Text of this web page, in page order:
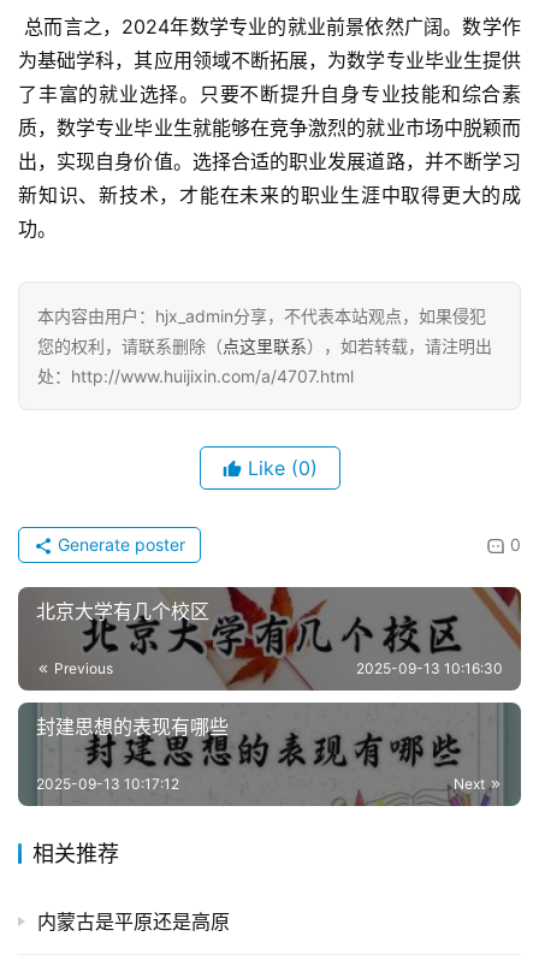
为基础学科，其应用领域不断拓展，为数学专业毕业生提供
了丰富的就业选择。只要不断提升自身专业技能和综合素
质，数学专业毕业生就能够在竞争激烈的就业市场中脱颖而
出，实现自身价值。选择合适的职业发展道路，并不断学习
新知识、新技术，才能在未来的职业生涯中取得更大的成
功。
本内容由用户：hjx_admin分享，不代表本站观点，如果侵犯
您的权利，请联系删除（点这里联系），如若转载，请注明出
处：http://www.huijixin.com/a/4707.html
Like (0)
0
Generate poster
北京大学有几个校区
Previous 2025-09-13 10:16:30
封建思想的表现有哪些
Next
2025-09-13 10:17:12
相关推荐
内蒙古是平原还是高原